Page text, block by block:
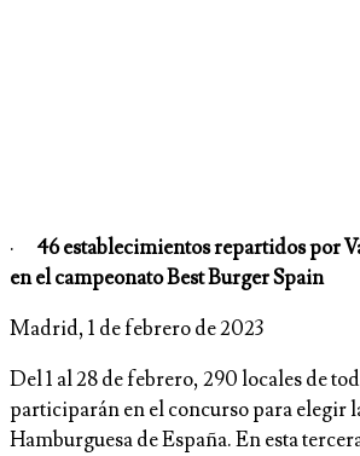
· 46 establecimientos repartidos por
en el campeonato Best Burger Spain
Madrid, 1 de febrero de 2023
Del 1 al 28 de febrero, 290 locales de
participarán en el concurso para elegir
Hamburguesa de España. En esta